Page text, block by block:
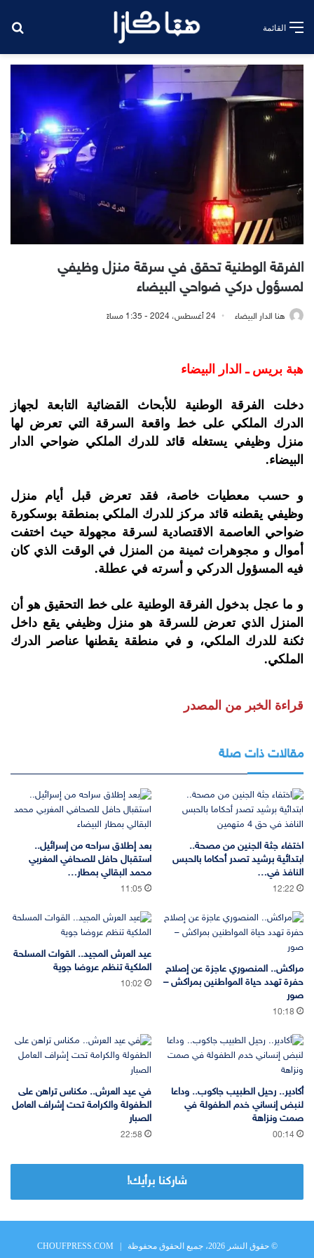
القائمة
الفرقة الوطنية تحقق في سرقة منزل وظيفي
لمسؤول دركي ضواحي البيضاء
هنا الدار البيضاء 24 أغسطس، 2024 - 1:35 مساءً
هبة بريس ـ الدار البيضاء
دخلت الفرقة الوطنية للأبحاث القضائية التابعة لجهاز
الدرك الملكي على خط واقعة السرقة التي تعرض لها
منزل وظيفي يستغله قائد للدرك الملكي ضواحي الدار
البيضاء.
و حسب معطيات خاصة، فقد تعرض قبل أيام منزل
وظيفي يقطنه قائد مركز للدرك الملكي بمنطقة بوسكورة
ضواحي العاصمة الاقتصادية لسرقة مجهولة حيث اختفت
أموال و مجوهرات ثمينة من المنزل في الوقت الذي كان
فيه المسؤول الدركي و أسرته في عطلة.
و ما عجل بدخول الفرقة الوطنية على خط التحقيق هو أن
المنزل الذي تعرض للسرقة هو منزل وظيفي يقع داخل
ثكنة للدرك الملكي، و في منطقة يقطنها عناصر الدرك
الملكي.
قراءة الخبر من المصدر
مقالات ذات صلة
اختفاء جثة الجنين من مصحة..
ابتدائية برشيد تصدر أحكاما بالحبس
النافذ في…
12:22
بعد إطلاق سراحه من إسرائيل..
استقبال حافل للصحافي المغربي
محمد البقالي بمطار…
11:05
مراكش.. المنصوري عاجزة عن إصلاح
حفرة تهدد حياة المواطنين بمراكش –
صور
10:18
عيد العرش المجيد.. القوات المسلحة
الملكية تنظم عروضا جوية
10:02
أكادير.. رحيل الطبيب جاكوب.. وداعا
لنبض إنساني خدم الطفولة في
صمت ونزاهة
00:14
في عيد العرش.. مكناس تراهن على
الطفولة والكرامة تحت إشراف العامل
الصبار
22:58
شاركنا برأيك!
© حقوق النشر 2026، جميع الحقوق محفوظة | CHOUFPRESS.COM